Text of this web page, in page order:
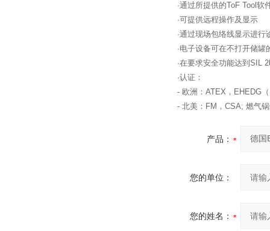
·通过所提供的ToF Tool软
·可提供远程操作及显示
·通过现场包络线显示进行
·电子设备可在不打开储罐
·在要求安全功能达到SIL 2
·认证：
- 欧洲：ATEX，EHEDG（
- 北美：FM，CSA; 燃气锅
产品：
您的单位：
您的姓名：